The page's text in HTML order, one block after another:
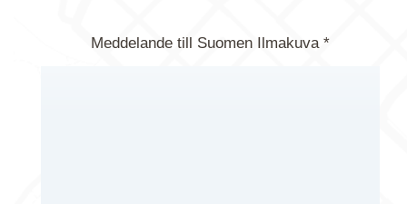
Meddelande till Suomen Ilmakuva *